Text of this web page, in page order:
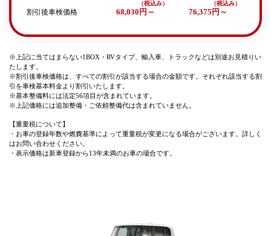
割引後車検価格 68,030円～ 76,375円～
※上記に当てはまらない1BOX・RVタイプ、輸入車、トラックなどは別途お見積りい
たします。
※割引後車検価格は、すべての割引が該当する場合の金額です。それぞれ該当する割
引を車検基本料金より割引いたします。
※基本整備料には法定56項目が含まれています。
※上記価格には追加整備・ご依頼整備代は含まれていません。
【重量税について】
・お車の登録年数や燃費基準によって重量税が変更になる場合がございます。詳しく
はお問い合わせください。
・表示価格は新車登録から13年未満のお車の場合です。